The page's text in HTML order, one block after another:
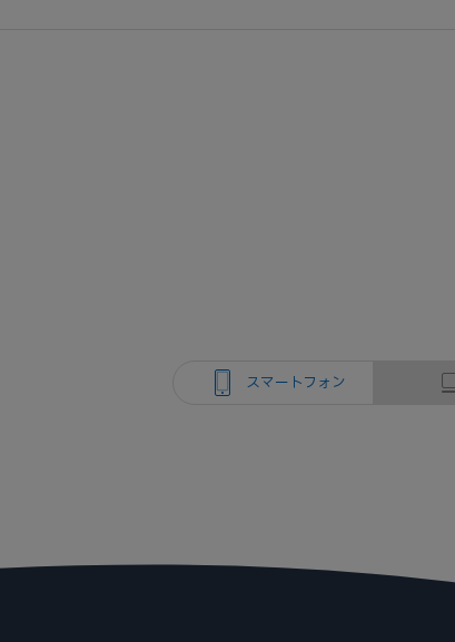
スマートフォン